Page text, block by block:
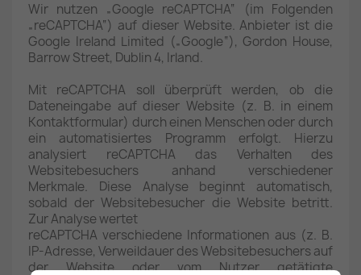
Wir nutzen „Google reCAPTCHA“ (im Folgenden
„reCAPTCHA“) auf dieser Website. Anbieter ist die
Google Ireland Limited („Google“), Gordon House,
Barrow Street, Dublin 4, Irland.
Mit reCAPTCHA soll überprüft werden, ob die
Dateneingabe auf dieser Website (z. B. in einem
Kontaktformular) durch einen Menschen oder durch
ein automatisiertes Programm erfolgt. Hierzu
analysiert reCAPTCHA das Verhalten des
Websitebesuchers anhand verschiedener
Merkmale. Diese Analyse beginnt automatisch,
sobald der Websitebesucher die Website betritt.
Zur Analyse wertet
reCAPTCHA verschiedene Informationen aus (z. B.
IP-Adresse, Verweildauer des Websitebesuchers auf
der Website oder vom Nutzer getätigte